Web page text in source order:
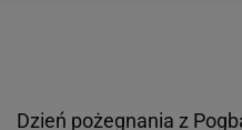
Dzień pożegnania z